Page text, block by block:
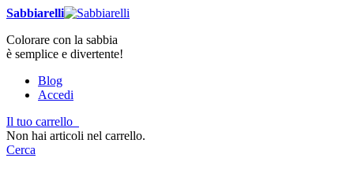
Sabbiarelli
Colorare con la sabbia
è semplice e divertente!
Blog
Accedi
Il tuo carrello
Non hai articoli nel carrello.
Cerca